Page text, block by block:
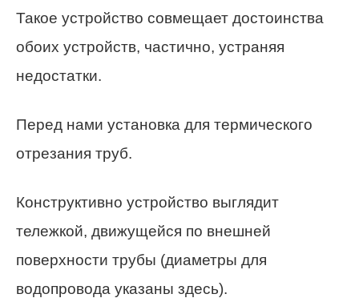
Такое устройство совмещает достоинства
обоих устройств, частично, устраняя
недостатки.
Перед нами установка для термического
отрезания труб.
Конструктивно устройство выглядит
тележкой, движущейся по внешней
поверхности трубы (диаметры для
водопровода указаны здесь).